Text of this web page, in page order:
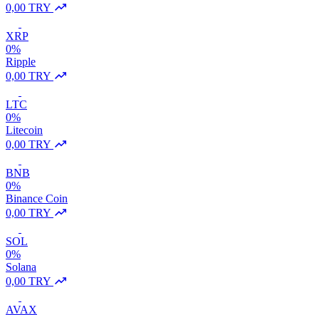
0,00 TRY
XRP
0%
Ripple
0,00 TRY
LTC
0%
Litecoin
0,00 TRY
BNB
0%
Binance Coin
0,00 TRY
SOL
0%
Solana
0,00 TRY
AVAX